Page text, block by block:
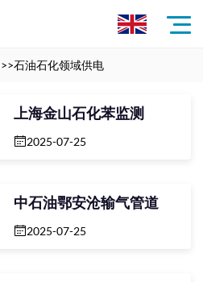
>>石油石化领域供电
上海金山石化苯监测
2025-07-25
中石油鄂安沧输气管道
2025-07-25